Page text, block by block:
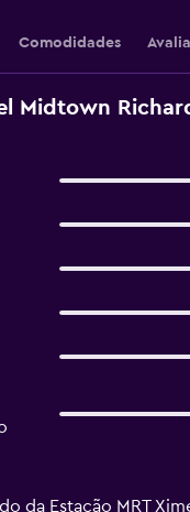
Comodidades
Midtown
da Estação MRT